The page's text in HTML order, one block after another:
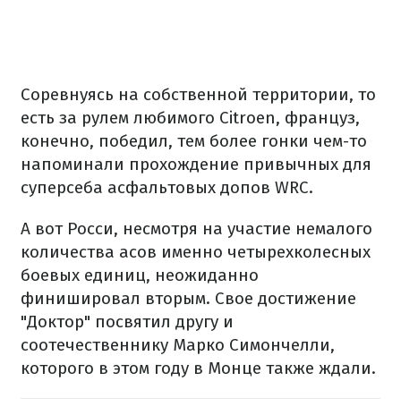
Соревнуясь на собственной территории, то
есть за рулем любимого Citroen, француз,
конечно, победил, тем более гонки чем-то
напоминали прохождение привычных для
суперсеба асфальтовых допов WRC.
А вот Росси, несмотря на участие немалого
количества асов именно четырехколесных
боевых единиц, неожиданно
финишировал вторым. Свое достижение
"Доктор" посвятил другу и
соотечественнику Марко Симончелли,
которого в этом году в Монце также ждали.